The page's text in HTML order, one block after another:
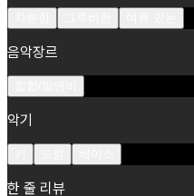
음악장르
악기
한 줄 리뷰